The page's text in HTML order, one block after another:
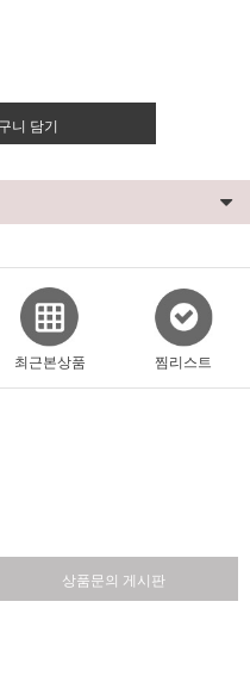
니 담기
최근본상품 찜리스트
상품문의 게시판